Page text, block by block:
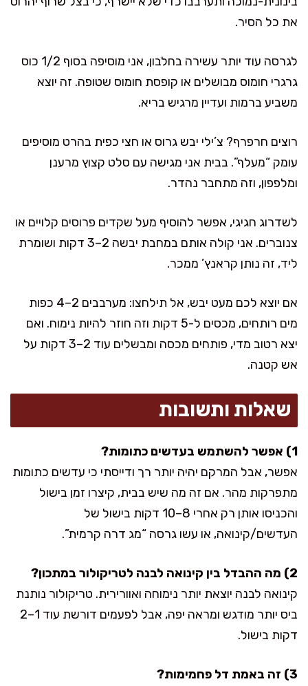
את כל הסיר.
לגרסה עוד יותר עשירה בחלבון, אני מוסיפה בסוף 1/2 כוס
גרגרי חומוס מבושלים או קופסת חומוס שטופה. זה יוצא
משביע ברמות ועדיין מרגיש בריא.
רוצים חרפרף? צ’ילי יבש גרוס או חצי כפית בהרט מוסיפים
עומק “מעלף”. בבית אני מגישה עם סלט קצוץ מרענן
ומלפפון, וזה מתחבר נהדר.
לשדרוג חגיגי, אפשר להוסיף מעל שקדים פרוסים קלויים או
צנוברים. אני קולה אותם במחבת יבשה 2–3 דקות ושומרת
ליד, זה נותן קראנץ’ ממכר.
אם יוצא לכם מעט יבש, אל תילחצו: מערבבים 2–4 כפות
מים רותחים, מכסים ל-5 דקות וזה חוזר להיות נימוח. ואם
יצא רטוב מדי, פותחים מכסה ומבשלים עוד 2–3 דקות על
אש קטנה.
שאלות ותשובות
1) אפשר להשתמש בעדשים כתומות?
אפשר, אבל המרקם יהיה יותר רך ודייסתי כי עדשים כתומות
מתפרקות מהר. אם זה מה שיש בבית, קיצרו זמן בישול
והכניסו אותן רק אחרי 8–10 דקות בישול של
העדשים/קינואה, או עשו גרסה “מג דרה קרמית”.
2) מה ההבדל בין קינואה לבנה לטריקולור במתכון?
קינואה לבנה יוצאת יותר נימוחה ואוורירית. טריקולור נותנת
ביס יותר מודגש ומראה יפה, אבל לפעמים דורשת עוד 1–2
דקות בישול.
3) זה באמת דל פחמימות?